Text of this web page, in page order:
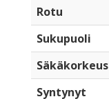
Rotu
Sukupuoli
Säkäkorkeus
Syntynyt